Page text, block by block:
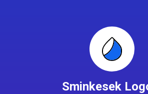
Sminkesek